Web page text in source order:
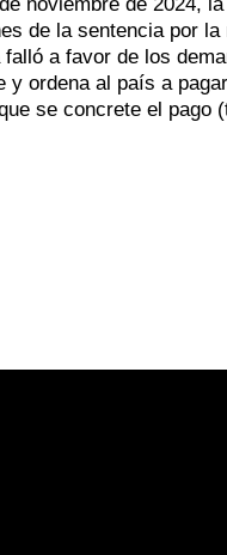
de la sentencia por
falló a favor de los
y ordena al país a
se concrete el pago